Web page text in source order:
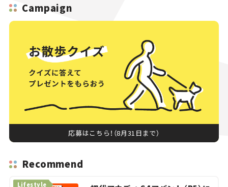
Campaign
応募はこちら！（8月31日まで）
Recommend
Lifestyle